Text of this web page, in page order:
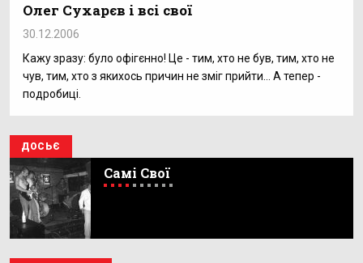
Олег Сухарєв i всi свої
30.12.2006
Кажу зразу: було офігєнно! Це - тим, хто не був, тим, хто не
чув, тим, хто з якихось причин не зміг прийти… А тепер -
подробиці.
ДОСЬЄ
Самі Свої